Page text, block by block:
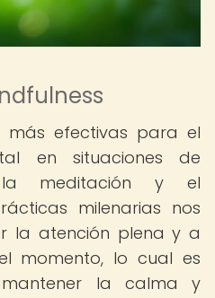
más efectivas para el
en situaciones de
la meditación y el
milenarias nos
la atención plena y a
momento, lo cual es
la calma y